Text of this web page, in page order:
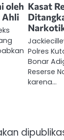
oleh
Ahli
Kasat
Polres
Bonar
Reserse
karena…